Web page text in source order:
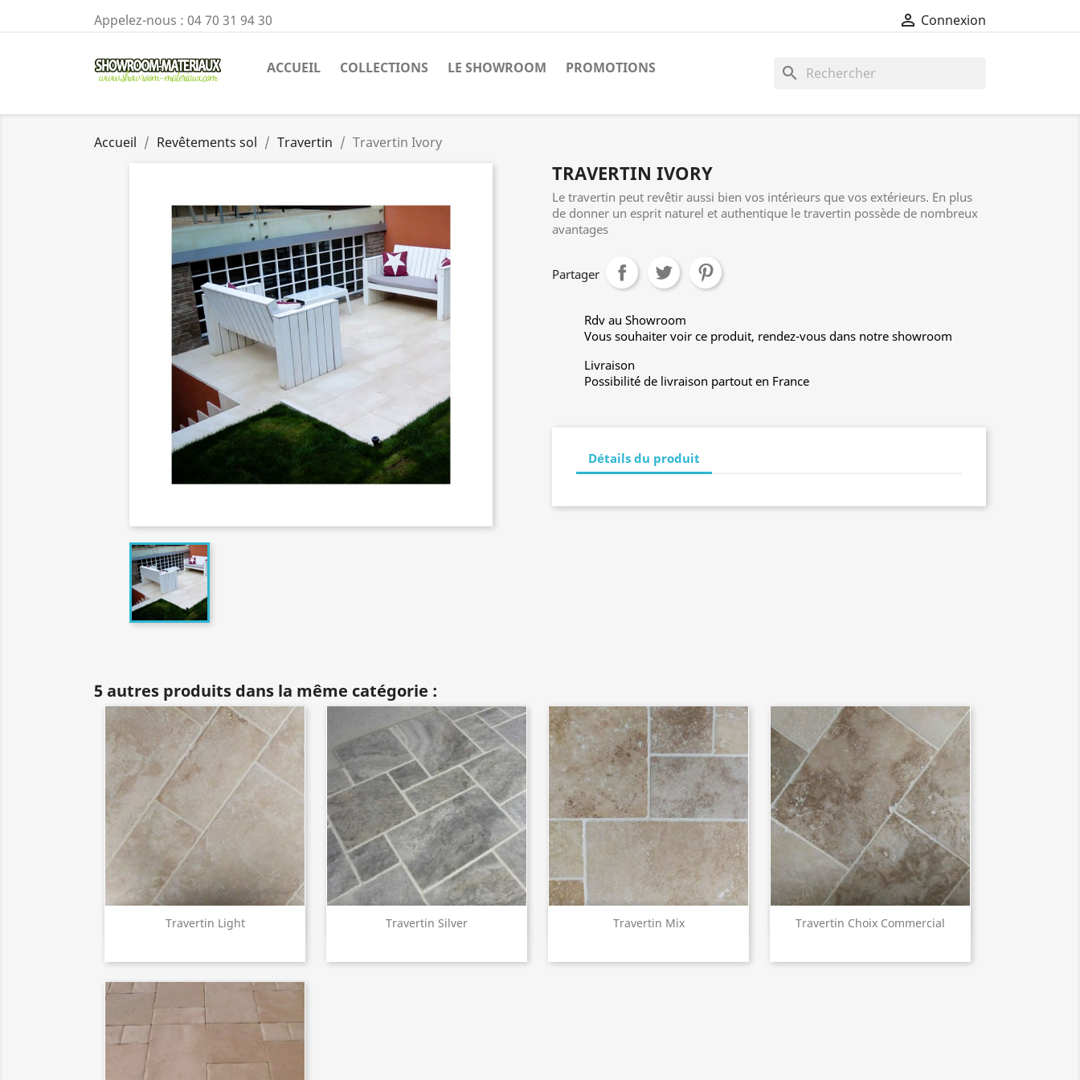
Appelez-nous : 04 70 31 94 30  Connexion
ACCUEIL COLLECTIONS LE SHOWROOM PROMOTIONS search
Accueil Revêtements sol Travertin Travertin Ivory
TRAVERTIN IVORY
Le travertin peut revêtir aussi bien vos intérieurs que vos extérieurs. En plus
de donner un esprit naturel et authentique le travertin possède de nombreux
avantages
Partager
Rdv au Showroom
Vous souhaiter voir ce produit, rendez-vous dans notre showroom
Livraison
Possibilité de livraison partout en France
Détails du produit
5 autres produits dans la même catégorie :
Travertin Light
Aperçu rapide Travertin Silver
Aperçu rapide Travertin Mix
Aperçu rapide Travertin Choix Commercial
Aperçu rapide